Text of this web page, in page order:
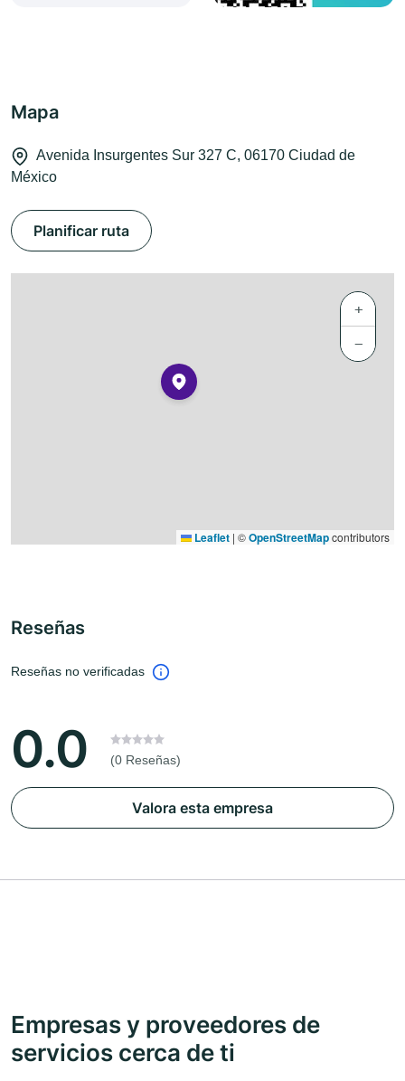
Mapa
Avenida Insurgentes Sur 327 C, 06170 Ciudad de
México
Planificar ruta
+
−
Leaflet | ©OpenStreetMapcontributors
Reseñas
Reseñas no verificadas
0.0 (0 Reseñas)
Valora esta empresa
Empresas y proveedores de
servicios cerca de ti